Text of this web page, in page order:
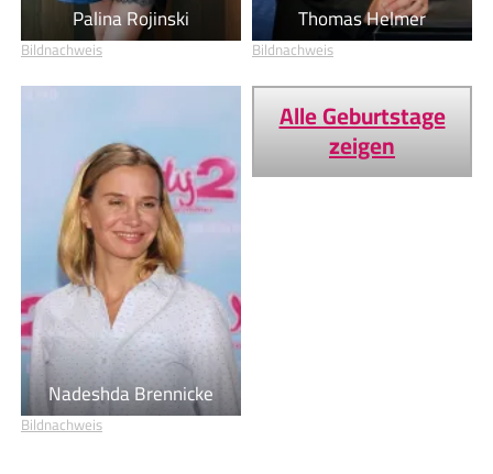
Palina Rojinski
Bildnachweis
Thomas Helmer
Bildnachweis
Nadeshda Brennicke
Bildnachweis
Alle Geburtstage
zeigen